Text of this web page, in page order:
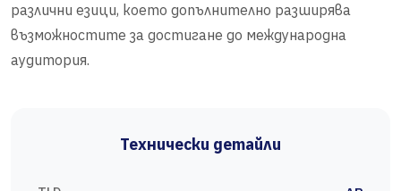
различни езици, което допълнително разширява
възможностите за достигане до международна
аудитория.
Технически детайли